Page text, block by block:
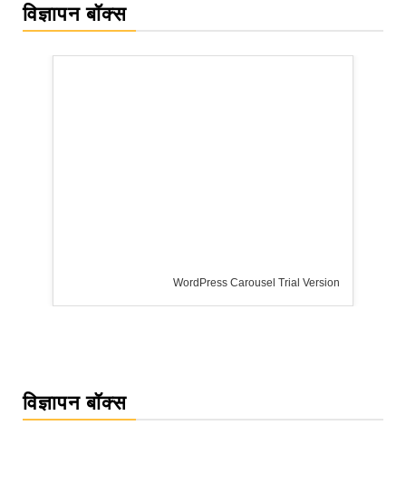
विज्ञापन बॉक्स
WordPress Carousel Trial Version
विज्ञापन बॉक्स